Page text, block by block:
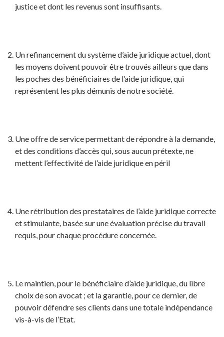
justice et dont les revenus sont insuffisants.
Un refinancement du système d’aide juridique actuel, dont
les moyens doivent pouvoir être trouvés ailleurs que dans
les poches des bénéficiaires de l’aide juridique, qui
représentent les plus démunis de notre société.
Une offre de service permettant de répondre à la demande,
et des conditions d’accès qui, sous aucun prétexte, ne
mettent l’effectivité de l’aide juridique en péril
Une rétribution des prestataires de l’aide juridique correcte
et stimulante, basée sur une évaluation précise du travail
requis, pour chaque procédure concernée.
Le maintien, pour le bénéficiaire d’aide juridique, du libre
choix de son avocat ; et la garantie, pour ce dernier, de
pouvoir défendre ses clients dans une totale indépendance
vis-à-vis de l’Etat.